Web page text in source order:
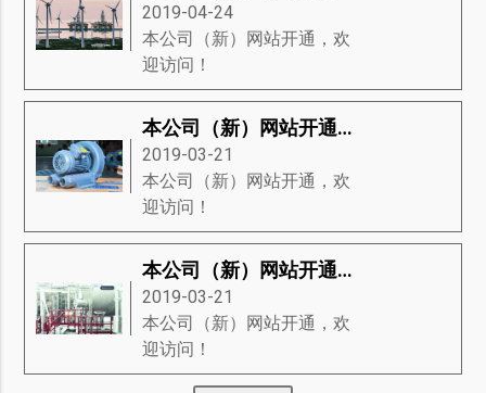
2019-04-24
本公司（新）网站开通，欢
迎访问！
本公司（新）网站开通，欢迎访问！
2019-03-21
本公司（新）网站开通，欢
迎访问！
本公司（新）网站开通，欢迎访问！
2019-03-21
本公司（新）网站开通，欢
迎访问！